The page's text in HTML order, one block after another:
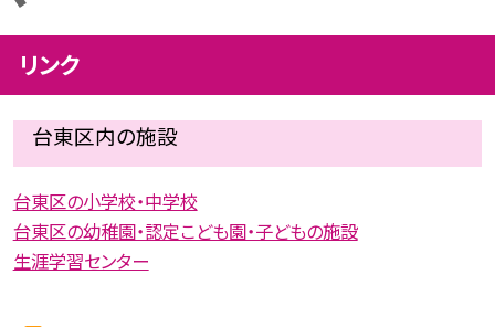
リンク
台東区内の施設
台東区の小学校・中学校
台東区の幼稚園・認定こども園・子どもの施設
生涯学習センター